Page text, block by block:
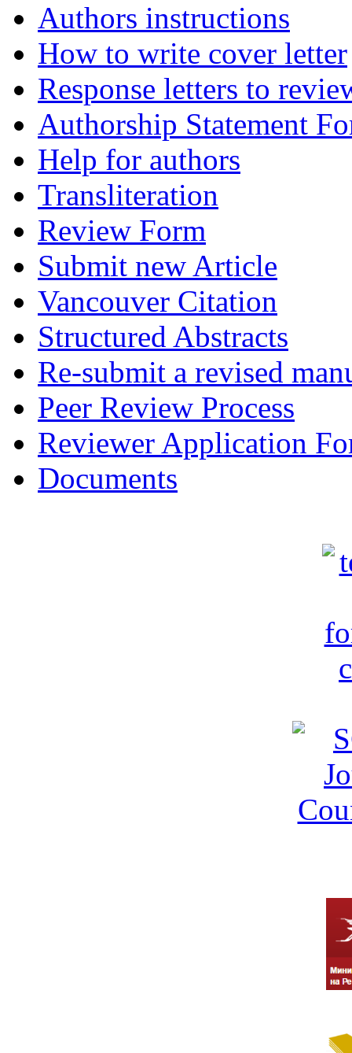
Authors instructions
How to write cover letter
Response letters to
Authorship Statement
Help for authors
Transliteration
Review Form
Submit new Article
Vancouver Citation
Structured Abstracts
Re-submit a revised
Peer Review Process
Reviewer Application
Documents